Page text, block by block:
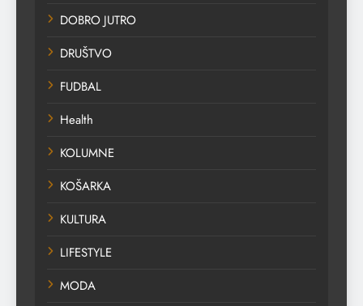
DOBRO JUTRO
DRUŠTVO
FUDBAL
Health
KOLUMNE
KOŠARKA
KULTURA
LIFESTYLE
MODA